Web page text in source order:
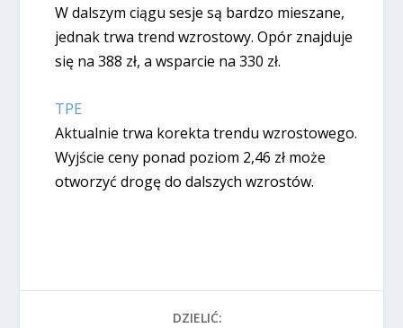
W dalszym ciągu sesje są bardzo mieszane,
jednak trwa trend wzrostowy. Opór znajduje
się na 388 zł, a wsparcie na 330 zł.
TPE
Aktualnie trwa korekta trendu wzrostowego.
Wyjście ceny ponad poziom 2,46 zł może
otworzyć drogę do dalszych wzrostów.
DZIELIĆ: